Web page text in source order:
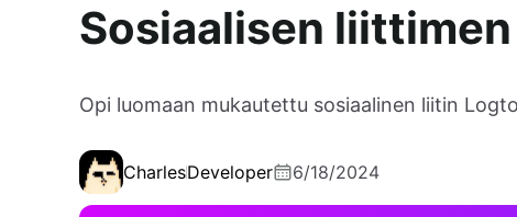
Sosiaalisen
Opi luomaan mukautettu sosiaalinen liitin
CharlesDeveloper 6/18/2024